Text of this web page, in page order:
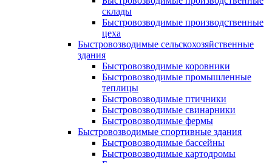
склады
Быстровозводимые производственные
цеха
Быстровозводимые сельскохозяйственные
здания
Быстровозводимые коровники
Быстровозводимые промышленные
теплицы
Быстровозводимые птичники
Быстровозводимые свинарники
Быстровозводимые фермы
Быстровозводимые спортивные здания
Быстровозводимые бассейны
Быстровозводимые картодромы